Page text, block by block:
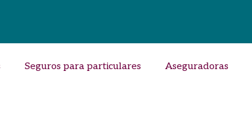
Seguros para particulares Aseguradoras